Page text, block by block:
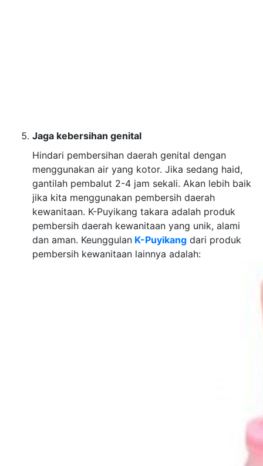
Jaga kebersihan genital
Hindari pembersihan daerah genital dengan
menggunakan air yang kotor. Jika sedang haid,
gantilah pembalut 2-4 jam sekali. Akan lebih baik
jika kita menggunakan pembersih daerah
kewanitaan. K-Puyikang takara adalah produk
pembersih daerah kewanitaan yang unik, alami
dan aman. Keunggulan K-Puyikang dari produk
pembersih kewanitaan lainnya adalah: